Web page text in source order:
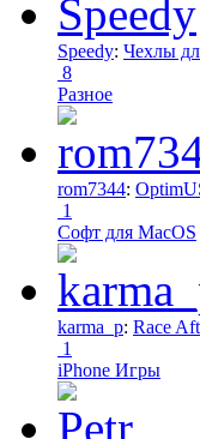
Speedy: Чехлы
8
Разное
rom7344:
1
Софт для MacOS
karma_p: Race
1
iPhone Игры